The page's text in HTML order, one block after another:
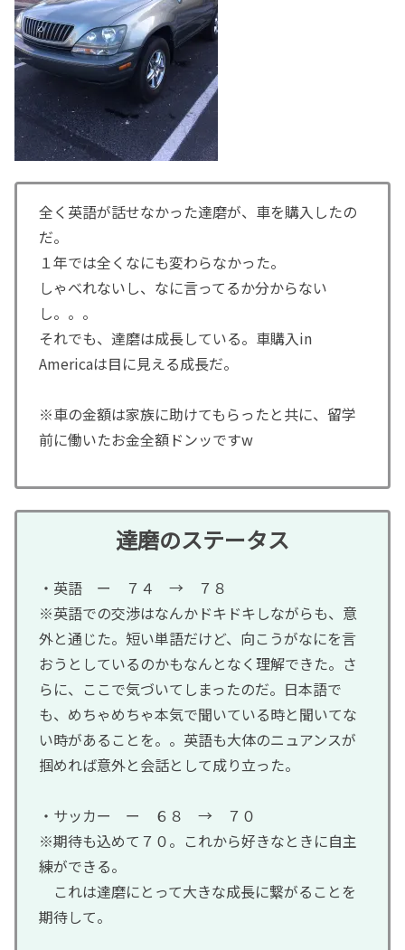
全く英語が話せなかった達磨が、車を購入したの
だ。
１年では全くなにも変わらなかった。
しゃべれないし、なに言ってるか分からない
し。。。
それでも、達磨は成長している。車購入in
Americaは目に見える成長だ。
※車の金額は家族に助けてもらったと共に、留学
前に働いたお金全額ドンッですw
達磨のステータス
・英語 ー ７４ → ７８
※英語での交渉はなんかドキドキしながらも、意
外と通じた。短い単語だけど、向こうがなにを言
おうとしているのかもなんとなく理解できた。さ
らに、ここで気づいてしまったのだ。日本語で
も、めちゃめちゃ本気で聞いている時と聞いてな
い時があることを。。英語も大体のニュアンスが
掴めれば意外と会話として成り立った。
・サッカー ー ６８ → ７０
※期待も込めて７０。これから好きなときに自主
練ができる。
これは達磨にとって大きな成長に繋がることを
期待して。